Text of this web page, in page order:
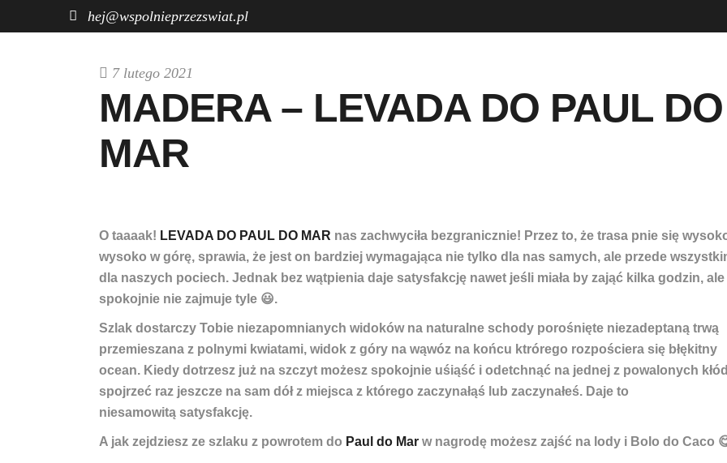
hej@wspolnieprzezswiat.pl
DOOKOŁA ŚWIATA
7 lutego 2021
MADERA – LEVADA DO PAUL DO
MAR
O taaaak! LEVADA DO PAUL DO MAR nas zachwyciła bezgranicznie! Przez to, że trasa pnie się
wysoko w górę, sprawia, że jest on bardziej wymagająca nie tylko dla nas samych, ale przede
dla naszych pociech. Jednak bez wątpienia daje satysfakcję nawet jeśli miała by zająć kilka godzin, ale
spokojnie nie zajmuje tyle 😃.
Szlak dostarczy Tobie niezapomnianych widoków na naturalne schody porośnięte niezadeptaną trwą
przemieszana z polnymi kwiatami, widok z góry na wąwóz na końcu ktrórego rozpościera się błękitny
ocean. Kiedy dotrzesz już na szczyt możesz spokojnie uśiąść i odetchnąć na jednej z powalonych
spojrzeć raz jeszcze na sam dół z miejsca z którego zaczynałąś lub zaczynałeś. Daje to
niesamowitą satysfakcję.
A jak zejdziesz ze szlaku z powrotem do Paul do Mar w nagrodę możesz zajść na lody i Bolo do Caco